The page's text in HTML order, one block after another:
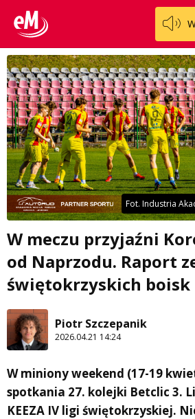
Fot. Industria
W meczu przyjaźni
od Naprzodu. Raport
świętokrzyskich boisk
Piotr Szczepanik
2026.04.21 14:24
W miniony weekend (17-19
spotkania 27. kolejki Betclic 3.
KEEZA IV ligi świętokrzyskiej.